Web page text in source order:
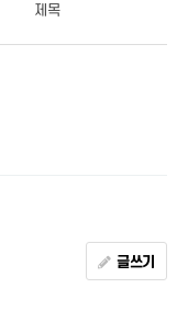
제목
글쓰기